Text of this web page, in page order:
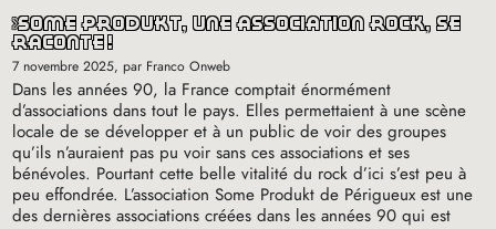
some produkt, une association rock, se
raconte !
7 novembre 2025, par Franco Onweb
Dans les années 90, la France comptait énormément
d’associations dans tout le pays. Elles permettaient à une scène
locale de se développer et à un public de voir des groupes
qu’ils n’auraient pas pu voir sans ces associations et ses
bénévoles. Pourtant cette belle vitalité du rock d’ici s’est peu à
peu effondrée. L’association Some Produkt de Périgueux est une
des dernières associations créées dans les années 90 qui est